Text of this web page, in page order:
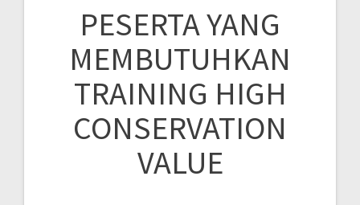
PESERTA YANG
MEMBUTUHKAN
TRAINING HIGH
CONSERVATION
VALUE